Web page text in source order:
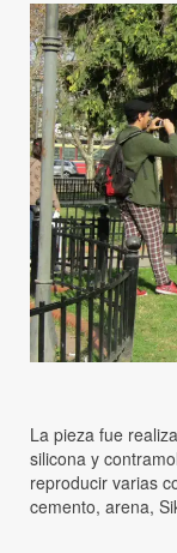
La pieza fue
silicona y
reproducir varias
cemento, arena,